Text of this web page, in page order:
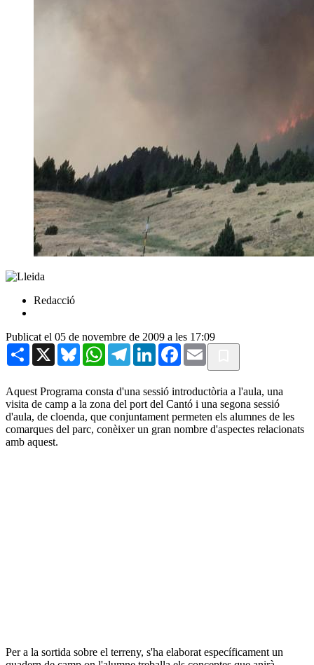
Redacció
Publicat el 05 de novembre de 2009 a les 17:09
Share X BlueskyWhatsAppTelegramLinkedInFacebook
Email
Aquest Programa consta d'una sessió introductòria a l'aula, una
visita de camp a la zona del port del Cantó i una segona sessió
d'aula, de cloenda, que conjuntament permeten els alumnes de les
comarques del parc, conèixer un gran nombre d'aspectes relacionats
amb aquest.
Per a la sortida sobre el terreny, s'ha elaborat específicament un